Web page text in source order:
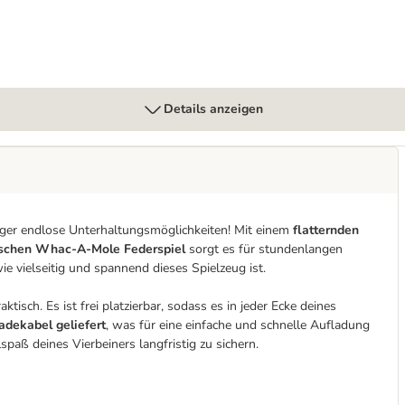
Details anzeigen
endlose Unterhaltungsmöglichkeiten! Mit einem flatternden
Whac-A-Mole Federspiel sorgt es für stundenlangen
vielseitig und spannend dieses Spielzeug ist.
Es ist frei platzierbar, sodass es in jeder Ecke deines
geliefert, was für eine einfache und schnelle Aufladung
deines Vierbeiners langfristig zu sichern.